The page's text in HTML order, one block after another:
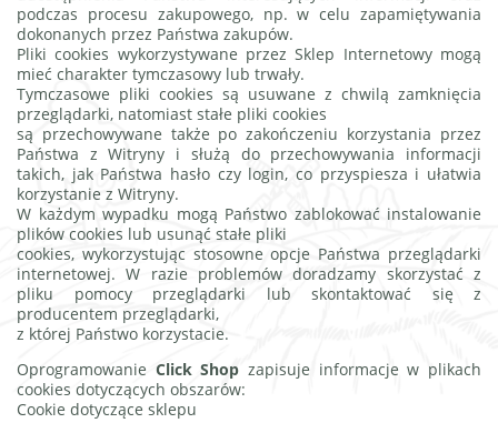
podczas procesu zakupowego, np. w celu zapamiętywania
dokonanych przez Państwa zakupów.
Pliki cookies wykorzystywane przez Sklep Internetowy mogą
mieć charakter tymczasowy lub trwały.
Tymczasowe pliki cookies są usuwane z chwilą zamknięcia
przeglądarki, natomiast stałe pliki cookies
są przechowywane także po zakończeniu korzystania przez
Państwa z Witryny i służą do przechowywania informacji
takich, jak Państwa hasło czy login, co przyspiesza i ułatwia
korzystanie z Witryny.
W każdym wypadku mogą Państwo zablokować instalowanie
plików cookies lub usunąć stałe pliki
cookies, wykorzystując stosowne opcje Państwa przeglądarki
internetowej. W razie problemów doradzamy skorzystać z
pliku pomocy przeglądarki lub skontaktować się z
producentem przeglądarki,
z której Państwo korzystacie.
Oprogramowanie Click Shop zapisuje informacje w plikach
cookies dotyczących obszarów:
Cookie dotyczące sklepu